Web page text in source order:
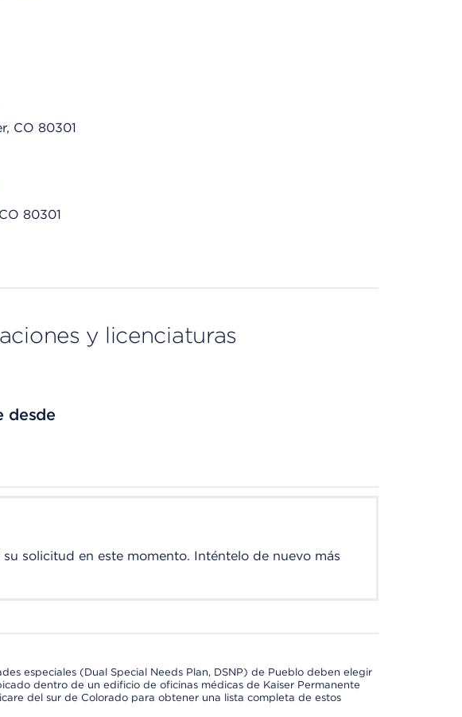
CO 80301
devices
80301
devices
y licenciaturas
desde
solicitud en este momento. Inténtelo de nuevo más
especiales (Dual Special Needs Plan, DSNP) de Pueblo deben elegir
dentro de un edificio de oficinas médicas de Kaiser Permanente
del sur de Colorado para obtener una lista completa de estos